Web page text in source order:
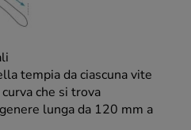
tempia da ciascuna vite
che si trova
lunga da 120 mm a